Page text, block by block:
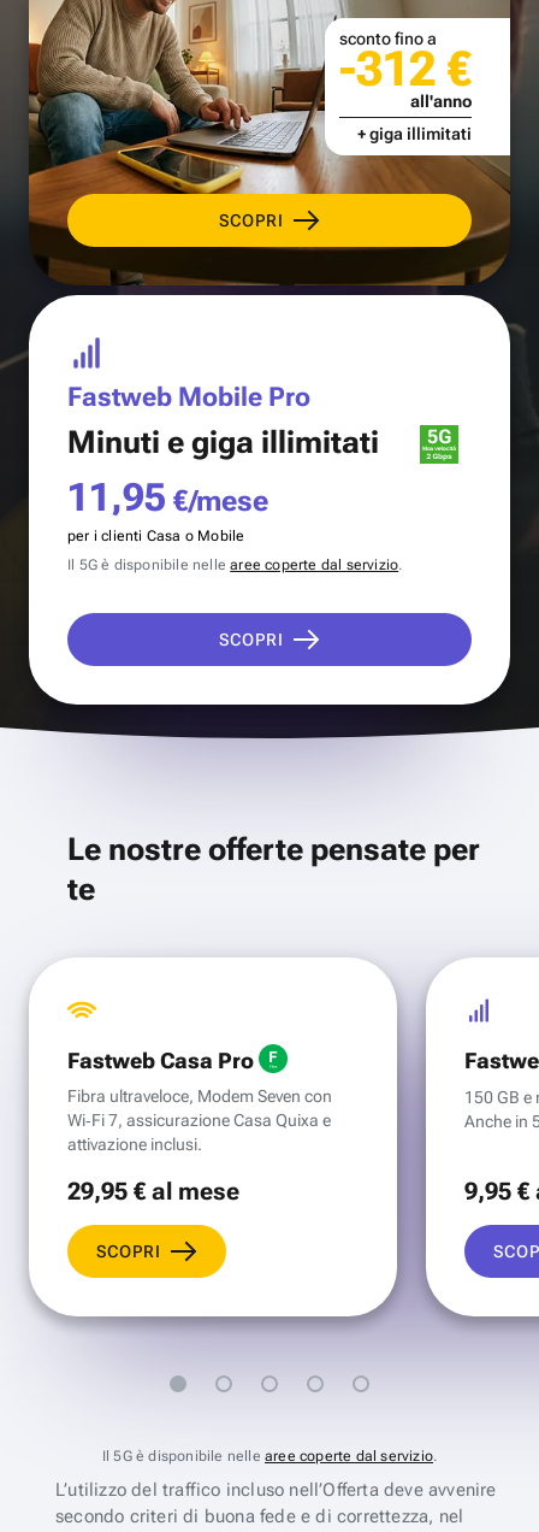
SCOPRI
sconto fino a
-312 €
all'anno
+ giga illimitati
Fastweb Mobile Pro
Minuti e giga illimitati
11,95 €/mese
per i clienti Casa o Mobile
Il 5G è disponibile nellearee coperte dal servizio.
SCOPRI
Le nostre offerte pensate per
te
Fastweb Casa Pro
Fibra ultraveloce, Modem Seven con
Wi‑Fi 7, assicurazione Casa Quixa e
attivazione inclusi.
29,95 €al mese
SCOPRI
150 GB e
Anche in
9,95 €
Il 5G è disponibile nelle aree coperte dal servizio.
L’utilizzo del traffico incluso nell’Offerta deve avvenire
secondo criteri di buona fede e di correttezza, nel